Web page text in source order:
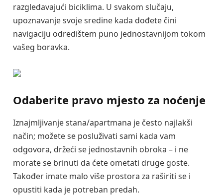
razgledavajući biciklima. U svakom slučaju,
upoznavanje svoje sredine kada dođete čini
navigaciju odredištem puno jednostavnijom tokom
vašeg boravka.
Odaberite pravo mjesto za noćenje
Iznajmljivanje stana/apartmana je često najlakši
način; možete se posluživati sami kada vam
odgovora, držeći se jednostavnih obroka – i ne
morate se brinuti da ćete ometati druge goste.
Također imate malo više prostora za raširiti se i
opustiti kada je potreban predah.